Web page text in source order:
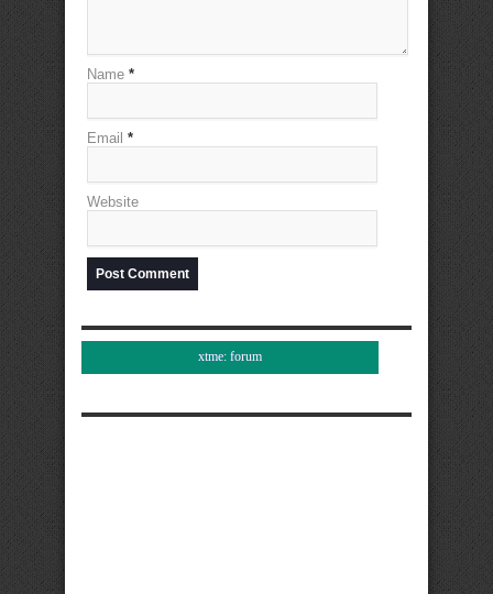
Name *
Email *
Website
xtme: forum